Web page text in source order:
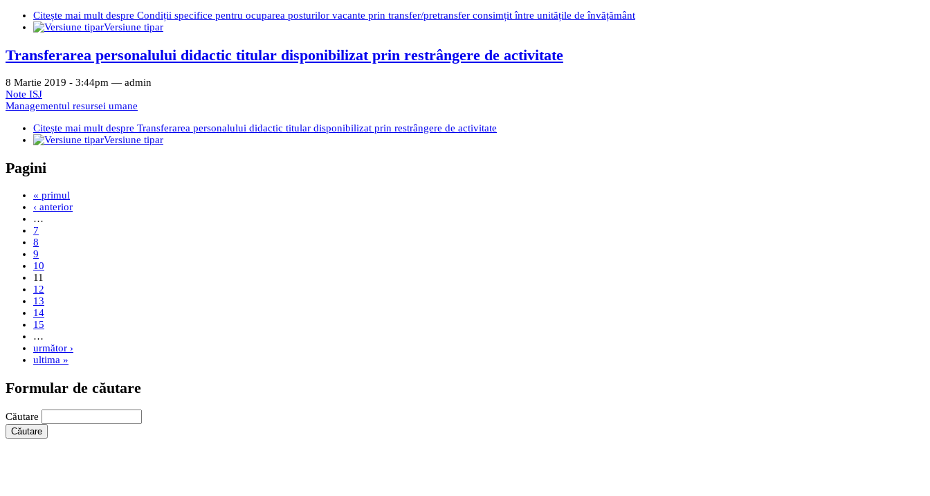
Citește mai mult despre Condiții specifice pentru ocuparea posturilor vacante prin transfer/pretransfer consimțit între unitățile de învățământ
Versiune tipar
Transferarea personalului didactic titular disponibilizat prin restrângere de activitate
8 Martie 2019 - 3:44pm — admin
Note ISJ
Managementul resursei umane
Citește mai mult despre Transferarea personalului didactic titular disponibilizat prin restrângere de activitate
Versiune tipar
Pagini
« primul
‹ anterior
…
7
8
9
10
11
12
13
14
15
…
următor ›
ultima »
Formular de căutare
Căutare